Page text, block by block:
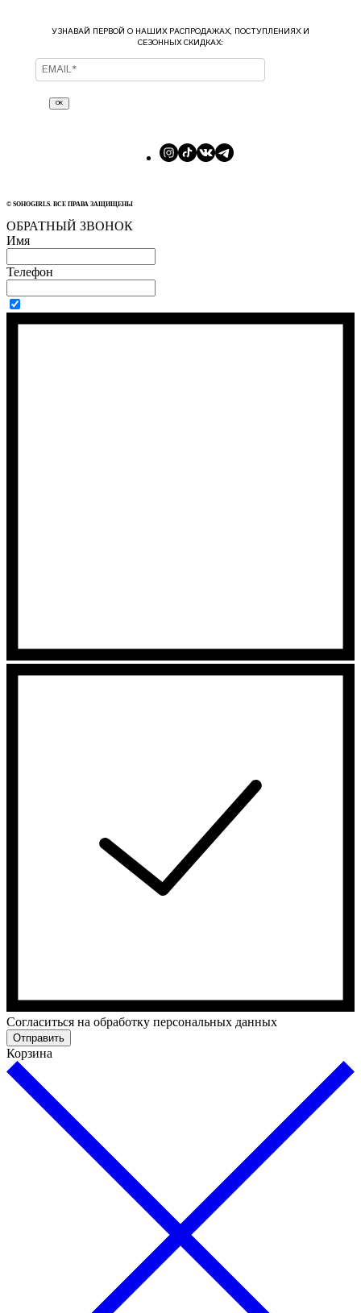
УЗНАВАЙ ПЕРВОЙ О НАШИХ РАСПРОДАЖАХ, ПОСТУПЛЕНИЯХ И
СЕЗОННЫХ СКИДКАХ:
ОК
© SOHOGIRLS. ВСЕ ПРАВА ЗАЩИЩЕНЫ
ОБРАТНЫЙ ЗВОНОК
Имя
Телефон
Согласиться на обработку персональных данных
Отправить
Корзина